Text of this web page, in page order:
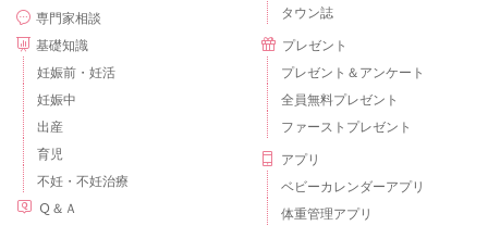
専門家相談
基礎知識
妊娠前・妊活
妊娠中
出産
育児
不妊・不妊治療
Ｑ＆Ａ
タウン誌
プレゼント
プレゼント＆アンケート
全員無料プレゼント
ファーストプレゼント
アプリ
ベビーカレンダーアプリ
体重管理アプリ